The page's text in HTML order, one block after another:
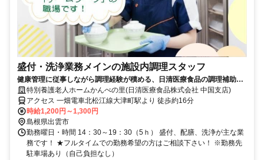
盛付・洗浄業務メインの施設内調理スタッフ
健康管理に従事しながら調理経験が積める、日清医療食品の調理補助
（パート・アルバイト）求人
特別養護老人ホームかんべの里(日清医療食品株式会社 中国支店)
アクセス 一畑電車北松江線大津町駅より 徒歩約16分
時給1,200円～1,300円
島根県出雲市
勤務曜日・時間 14：30～19：30（5ｈ） 盛付、配膳、洗浄が主な業
務です！ ★フルタイムでの勤務希望の方はご相談下さい！ ※勤務先
駐車場あり（自己負担なし）